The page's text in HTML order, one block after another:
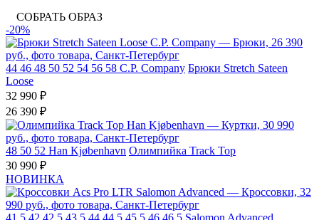
СОБРАТЬ ОБРАЗ
-20%
44 46 48 50 52 54 56 58 C.P. Company Брюки Stretch Sateen
Loose
32 990 ₽
26 390 ₽
48 50 52 Han Kjøbenhavn Олимпийка Track Top
30 990 ₽
НОВИНКА